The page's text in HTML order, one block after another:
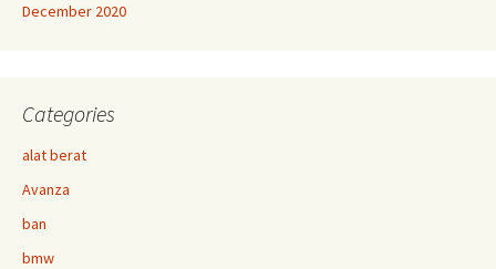
December 2020
Categories
alat berat
Avanza
ban
bmw